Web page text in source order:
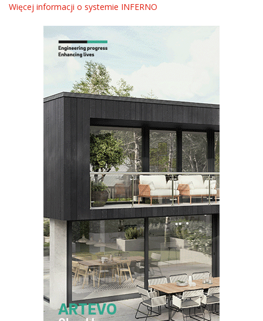
Więcej informacji o systemie INFERNO